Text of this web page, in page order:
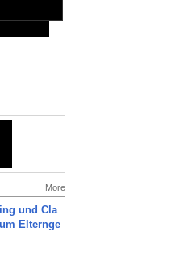
More
und Cla
Elternge